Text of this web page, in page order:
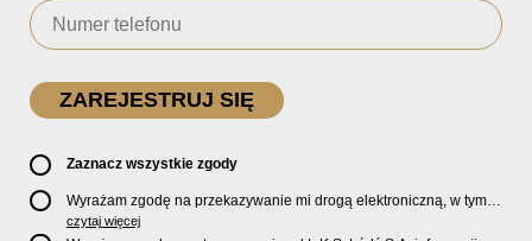
Zaznacz wszystkie zgody
Wyrażam zgodę na przekazywanie mi drogą elektroniczną, w tym
pocztą e-mail, oficjalnego newslettera oraz informacji o zniżkach,
czytaj więcej